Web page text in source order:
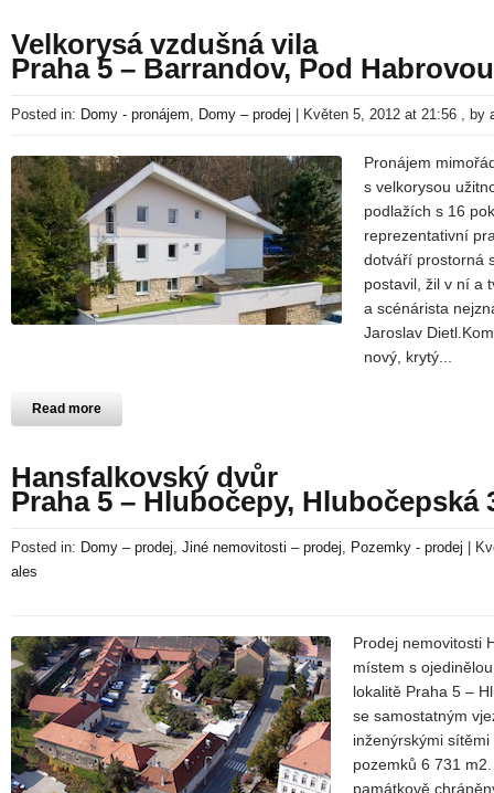
Velkorysá vzdušná vila
Praha 5 – Barrandov, Pod
Posted in: Domy - pronájem, Domy – prodej Květen 5, 2012 at 21:56 , by
Pronájem
s velkorysou
podlažích s 16
reprezentativní
dotváří prostorná
postavil, žil v ní a
a scénárista
Jaroslav
nový, krytý...
Read more
Hansfalkovský dvůr
Praha 5 – Hlubočepy, Hlubočepská
Posted in: Domy – prodej Jiné nemovitosti – prodej Pozemky - prodej
ales
Prodej nemovitosti
místem s
lokalitě Praha 5 –
se samostatným
inženýrskými
pozemků 6 731
památkově